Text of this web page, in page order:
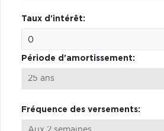
Taux d'intérêt:
Période d'amortissement:
Fréquence des versements: